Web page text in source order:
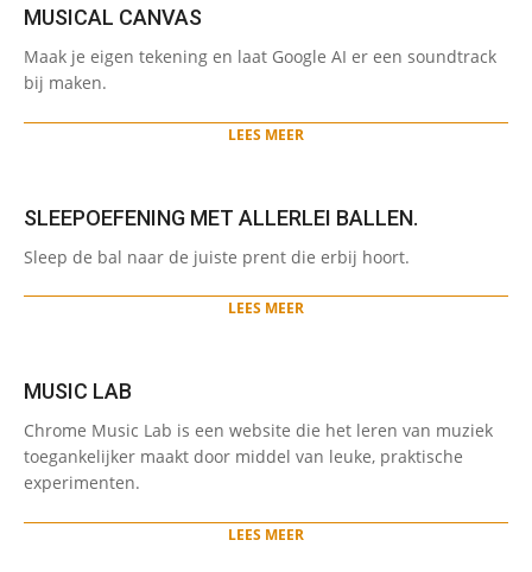
MUSICAL CANVAS
05-
14
Maak je eigen tekening en laat Google AI er een soundtrack
bij maken.
LEES MEER
SLEEPOEFENING MET ALLERLEI BALLEN.
02-
20
Sleep de bal naar de juiste prent die erbij hoort.
LEES MEER
MUSIC LAB
01-
22
Chrome Music Lab is een website die het leren van muziek
toegankelijker maakt door middel van leuke, praktische
experimenten.
LEES MEER